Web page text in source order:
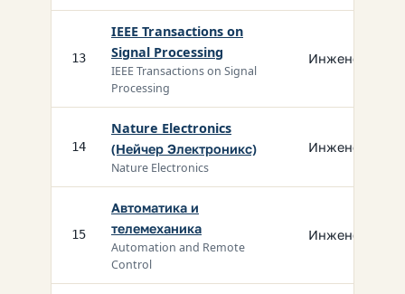
13
IEEE Transactions on
Signal Processing
IEEE Transactions on Signal
Processing
Инженерия
14
Nature Electronics
(Нейчер Электроникс)
Nature Electronics
Инженерия
15
Автоматика и
телемеханика
Automation and Remote
Control
Инженерия